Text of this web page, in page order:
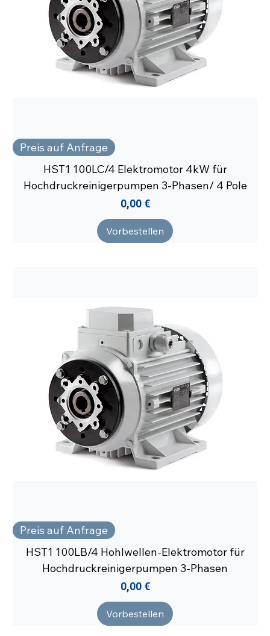
Preis auf Anfrage
HST1 100LC/4 Elektromotor 4kW für
Hochdruckreinigerpumpen 3-Phasen/ 4 Pole
Preis
0,00 €
Vorbestellen
Preis auf Anfrage
HST1 100LB/4 Hohlwellen-Elektromotor für
Hochdruckreinigerpumpen 3-Phasen
Preis
0,00 €
Vorbestellen